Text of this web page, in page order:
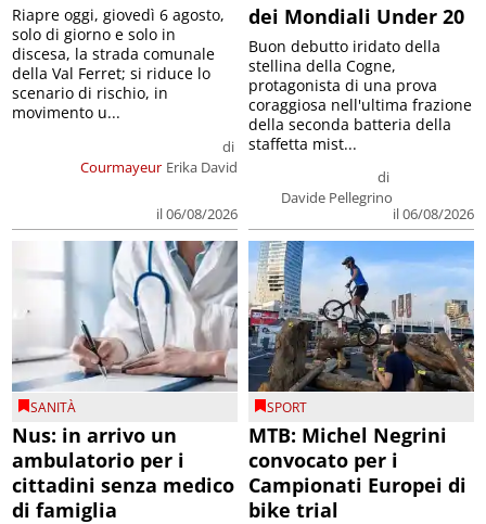
Courmayeur
di
Erika David
il 06/08/2026
Riapre oggi, giovedì 6 agosto,
solo di giorno e solo in
discesa, la strada comunale
della Val Ferret; si riduce lo
scenario di rischio, in
movimento u...
dei Mondiali Under 20
di
Davide Pellegrino
il 06/08/2026
Buon debutto iridato della
stellina della Cogne,
protagonista di una prova
coraggiosa nell'ultima frazione
della seconda batteria della
staffetta mist...
SANITÀ
Nus: in arrivo un
ambulatorio per i
cittadini senza medico
di famiglia
SPORT
MTB: Michel Negrini
convocato per i
Campionati Europei di
bike trial